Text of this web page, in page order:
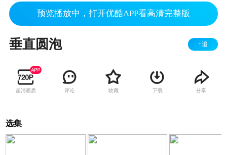
预览播放中，打开优酷APP看高清完整版
垂直圆泡 +追
超清画质 评论 收藏 下载 分享
选集